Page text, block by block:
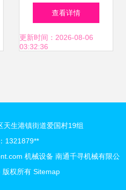
年——巩义市站街
鑫宏机械制造厂机
查看详情
更新时间：2026-08-06
03:32:36
天生港镇街道爱国村19组
1321879**
机械设备 南通千寻机械有限公
版权所有 Sitemap